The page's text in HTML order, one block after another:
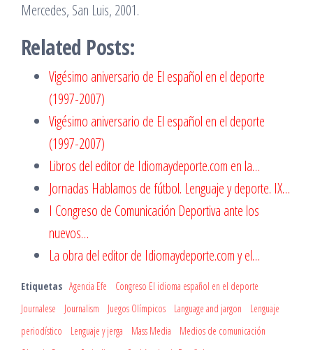
Mercedes, San Luis, 2001.
Related Posts:
Vigésimo aniversario de El español en el deporte
(1997-2007)
Vigésimo aniversario de El español en el deporte
(1997-2007)
Libros del editor de Idiomaydeporte.com en la…
Jornadas Hablamos de fútbol. Lenguaje y deporte. IX…
I Congreso de Comunicación Deportiva ante los
nuevos…
La obra del editor de Idiomaydeporte.com y el…
Etiquetas Agencia Efe
Congreso El idioma español en el deporte
Journalese
Journalism Juegos Olímpicos Language and jargon
Lenguaje
periodístico
Lenguaje y jerga Mass Media
Medios de comunicación